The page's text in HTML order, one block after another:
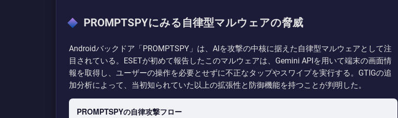
PROMPTSPYにみる自律型マルウェアの脅威
Androidバックドア「PROMPTSPY」は、AIを攻撃の中核に据えた自律型マルウェアとして注
目されている。ESETが初めて報告したこのマルウェアは、Gemini APIを用いて端末の画面情
報を取得し、ユーザーの操作を必要とせずに不正なタップやスワイプを実行する。GTIGの追
加分析によって、当初知られていた以上の拡張性と防御機能を持つことが判明した。
PROMPTSPYの自律攻撃フロー